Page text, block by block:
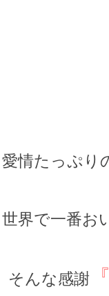
愛情たっぷり
世界で一番お
そんな感謝